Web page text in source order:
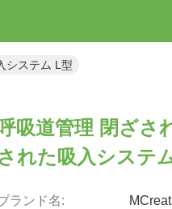
システム L型
呼吸道管理 閉ざさ
された吸入システ
ランド名: MCreat